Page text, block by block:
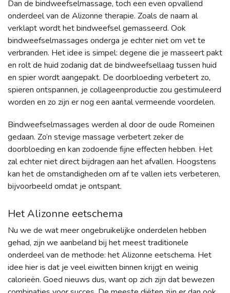
Dan de bindweefselmassage, toch een even opvallend
onderdeel van de Alizonne therapie. Zoals de naam al
verklapt wordt het bindweefsel gemasseerd. Ook
bindweefselmassages onderga je echter niet om vet te
verbranden. Het idee is simpel: degene die je masseert pakt
en rolt de huid zodanig dat de bindweefsellaag tussen huid
en spier wordt aangepakt. De doorbloeding verbetert zo,
spieren ontspannen, je collageenproductie zou gestimuleerd
worden en zo zijn er nog een aantal vermeende voordelen.
Bindweefselmassages werden al door de oude Romeinen
gedaan. Zo’n stevige massage verbetert zeker de
doorbloeding en kan zodoende fijne effecten hebben. Het
zal echter niet direct bijdragen aan het afvallen. Hoogstens
kan het de omstandigheden om af te vallen iets verbeteren,
bijvoorbeeld omdat je ontspant.
Het Alizonne eetschema
Nu we de wat meer ongebruikelijke onderdelen hebben
gehad, zijn we aanbeland bij het meest traditionele
onderdeel van de methode: het Alizonne eetschema. Het
idee hier is dat je veel eiwitten binnen krijgt en weinig
calorieën. Goed nieuws dus, want op zich zijn dat bewezen